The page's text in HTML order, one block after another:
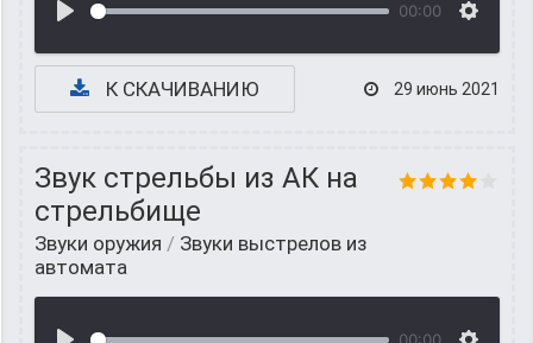
00:00
К СКАЧИВАНИЮ 29 июнь 2021
Звук стрельбы из АК на
стрельбище
Звуки оружия / Звуки выстрелов из
автомата